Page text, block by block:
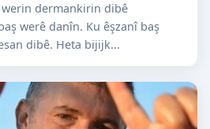
dermankirin dibê
werê danîn. Ku êşzanî baş
dibê. Heta bijijk...